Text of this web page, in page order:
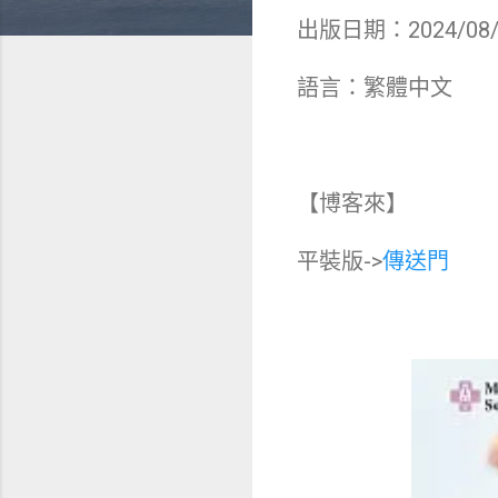
出版日期：2024/
語言：繁體中文
【博客來】
平裝版->傳送門